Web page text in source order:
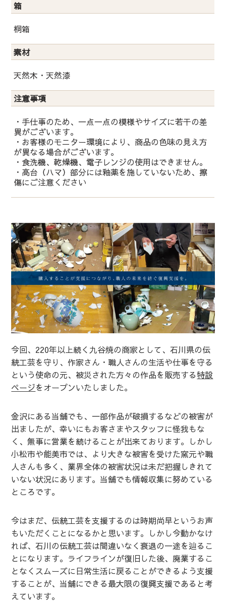
箱
桐箱
素材
天然木・天然漆
注意事項
・手仕事のため、一点一点の模様やサイズに若干の差
異がございます。
・お客様のモニター環境により、商品の色味の見え方
が異なる場合がございます。
・食洗機、乾燥機、電子レンジの使用はできません。
・高台（ハマ）部分には釉薬を施していないため、擦
傷にご注意ください
今回、220年以上続く九谷焼の商家として、石川県の伝
統工芸を守り、作家さん・職人さんの生活や仕事を守る
という使命の元、被災された方々の作品を販売する特設
ページをオープンいたしました。
金沢にある当舗でも、一部作品が破損するなどの被害が
出ましたが、幸いにもお客さまやスタッフに怪我もな
く、無事に営業を続けることが出来ております。しかし
小松市や能美市では、より大きな被害を受けた窯元や職
人さんも多く、業界全体の被害状況は未だ把握しきれて
いない状況にあります。当舗でも情報収集に努めている
ところです。
今はまだ、伝統工芸を支援するのは時期尚早というお声
もいただくことになるかと思います。しかし今動かなけ
れば、石川の伝統工芸は間違いなく衰退の一途を辿るこ
とになります。ライフラインが復旧した後、廃業するこ
となくスムーズに日常生活に戻ることができるよう支援
することが、当舗にできる最大限の復興支援であると考
えています。